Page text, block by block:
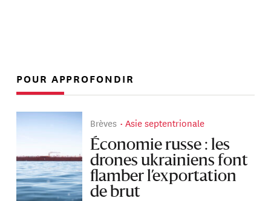
POUR APPROFONDIR
Brèves Asie septentrionale
Économie russe : les
drones ukrainiens font
flamber l’exportation
de brut